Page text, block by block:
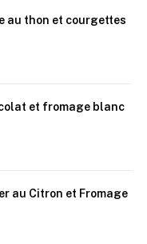
au thon et courgettes
et fromage blanc
au Citron et Fromage